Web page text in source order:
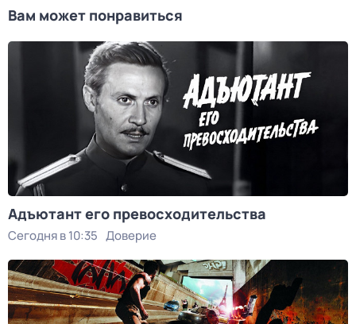
Вам может понравиться
Адъютант его превосходительства
Сегодня в 10:35 Доверие